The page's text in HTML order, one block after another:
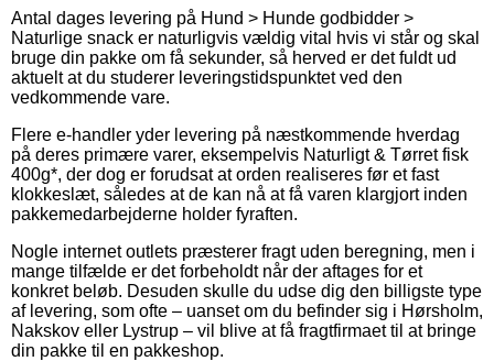
Antal dages levering på Hund > Hunde godbidder >
Naturlige snack er naturligvis vældig vital hvis vi står og skal
bruge din pakke om få sekunder, så herved er det fuldt ud
aktuelt at du studerer leveringstidspunktet ved den
vedkommende vare.
Flere e-handler yder levering på næstkommende hverdag
på deres primære varer, eksempelvis Naturligt & Tørret fisk
400g*, der dog er forudsat at orden realiseres før et fast
klokkeslæt, således at de kan nå at få varen klargjort inden
pakkemedarbejderne holder fyraften.
Nogle internet outlets præsterer fragt uden beregning, men i
mange tilfælde er det forbeholdt når der aftages for et
konkret beløb. Desuden skulle du udse dig den billigste type
af levering, som ofte – uanset om du befinder sig i Hørsholm,
Nakskov eller Lystrup – vil blive at få fragtfirmaet til at bringe
din pakke til en pakkeshop.